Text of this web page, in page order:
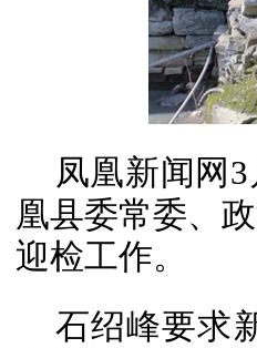
凤凰新闻网
凰县委常委、
迎检工作。
石绍峰要求